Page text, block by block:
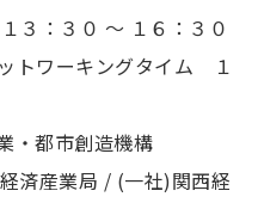
：３０ ～ １６：３０
キングタイム １
都市創造機構
産業局 / (一社)関西経